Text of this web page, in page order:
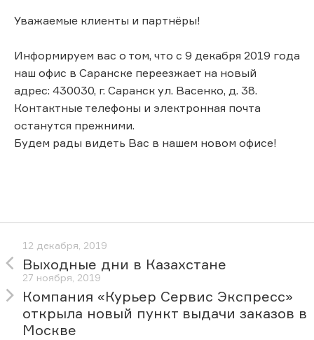
Уважаемые клиенты и партнёры!
Информируем вас о том, что с 9 декабря 2019 года
наш офис в Саранске переезжает на новый
адрес: 430030, г. Саранск ул. Васенко, д. 38.
Контактные телефоны и электронная почта
останутся прежними.
Будем рады видеть Вас в нашем новом офисе!
12 декабря, 2019
Выходные дни в Казахстане
27 ноября, 2019
Компания «Курьер Сервис Экспресс»
открыла новый пункт выдачи заказов в
Москве